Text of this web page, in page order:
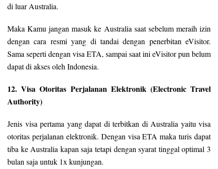
di luar Australia.
Maka Kamu jangan masuk ke Australia saat sebelum meraih izin
dengan cara resmi yang di tandai dengan penerbitan eVisitor.
Sama seperti dengan visa ETA, sampai saat ini eVisitor pun belum
dapat di akses oleh Indonesia.
12. Visa Otoritas Perjalanan Elektronik (Electronic Travel
Authority)
Jenis visa pertama yang dapat di terbitkan di Australia yaitu visa
otoritas perjalanan elektronik. Dengan visa ETA maka turis dapat
tiba ke Australia kapan saja tetapi dengan syarat tinggal optimal 3
bulan saja untuk 1x kunjungan.